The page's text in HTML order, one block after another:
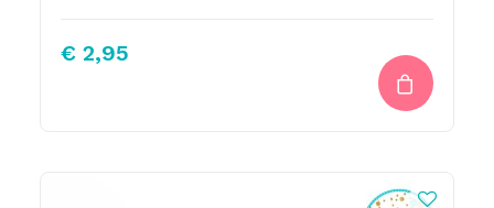
€ 2,95